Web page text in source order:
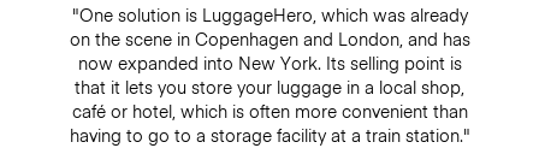
"One solution is LuggageHero, which was already
on the scene in Copenhagen and London, and has
now expanded into New York. Its selling point is
that it lets you store your luggage in a local shop,
café or hotel, which is often more convenient than
having to go to a storage facility at a train station."